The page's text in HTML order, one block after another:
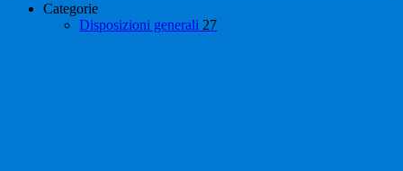
Categorie
Disposizioni generali 27